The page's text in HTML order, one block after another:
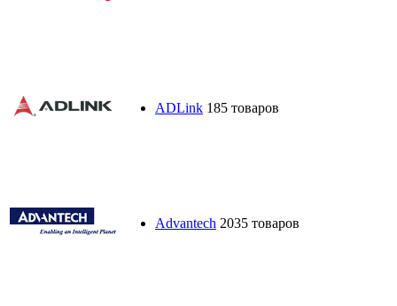
ADLink 185 товаров
Advantech 2035 товаров